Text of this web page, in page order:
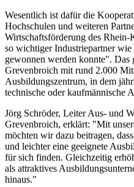
Wesentlich ist dafür die
Hochschulen und weiteren
Wirtschaftsförderung des Rhein-
so wichtiger Industriepartner
gewonnen werden konnte".
Grevenbroich mit rund 2.000
Ausbildungszentrum, in dem
technische oder kaufmännische
Jörg Schröder, Leiter Aus- und
Grevenbroich, erklärt: "Mit
möchten wir dazu beitragen,
und leichter eine geeignete
für sich finden. Gleichzeitig
als attraktives
hinaus."